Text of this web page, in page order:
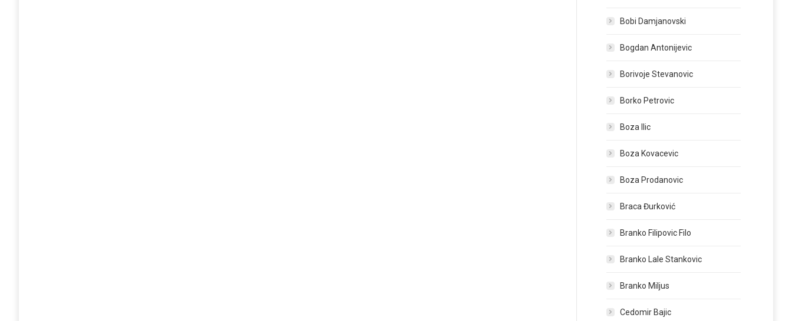
Bobi Damjanovski
Bogdan Antonijevic
Borivoje Stevanovic
Borko Petrovic
Boza Ilic
Boza Kovacevic
Boza Prodanovic
Braca Đurković
Branko Filipovic Filo
Branko Lale Stankovic
Branko Miljus
Cedomir Bajic